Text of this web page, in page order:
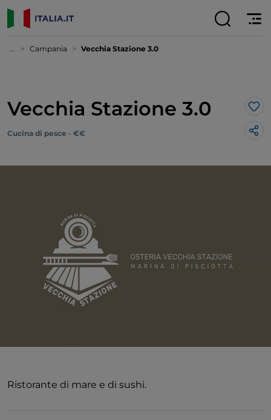
... Campania Vecchia Stazione 3.0
Vecchia Stazione 3.0
Cucina di pesce - €€
Ristorante di mare e di sushi.